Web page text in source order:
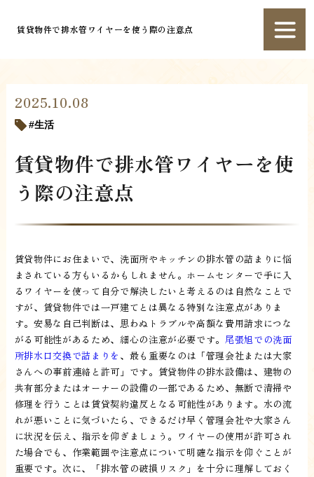
賃貸物件で排水管ワイヤーを使う際の注意点
2025.10.08
生活
賃貸物件で排水管ワイヤーを使
う際の注意点
賃貸物件にお住まいで、洗面所やキッチンの排水管の詰まりに悩
まされている方もいるかもしれません。ホームセンターで手に入
るワイヤーを使って自分で解決したいと考えるのは自然なことで
すが、賃貸物件では一戸建てとは異なる特別な注意点がありま
す。安易な自己判断は、思わぬトラブルや高額な費用請求につな
がる可能性があるため、細心の注意が必要です。尾張旭での洗面
所排水口交換で詰まりを 、最も重要なのは「管理会社または大家
さんへの事前連絡と許可」です。賃貸物件の排水設備は、建物の
共有部分またはオーナーの設備の一部であるため、無断で清掃や
修理を行うことは賃貸契約違反となる可能性があります。水の流
れが悪いことに気づいたら、できるだけ早く管理会社や大家さん
に状況を伝え、指示を仰ぎましょう。ワイヤーの使用が許可され
た場合でも、作業範囲や注意点について明確な指示を仰ぐことが
重要です。次に、「排水管の破損リスク」を十分に理解しておく